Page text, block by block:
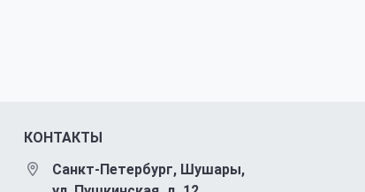
КОНТАКТЫ
Санкт-Петербург, Шушары,